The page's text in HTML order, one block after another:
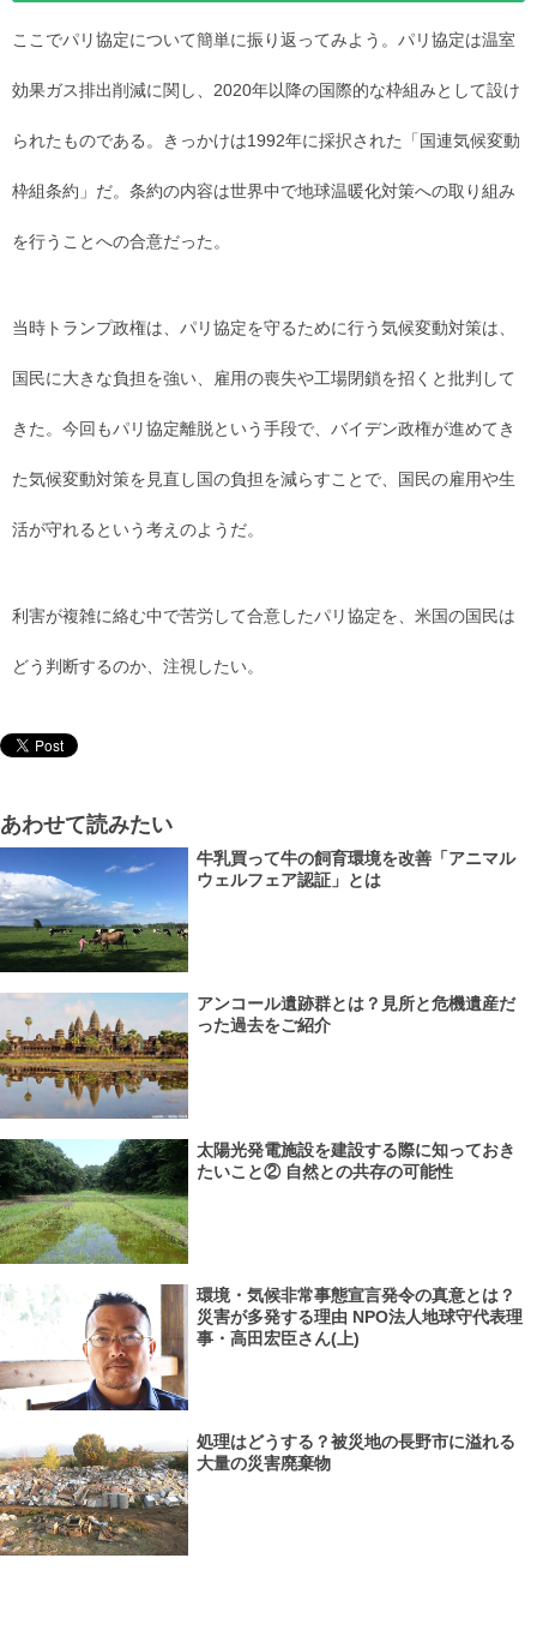
ここでパリ協定について簡単に振り返ってみよう。パリ協定は温室
効果ガス排出削減に関し、2020年以降の国際的な枠組みとして設け
られたものである。きっかけは1992年に採択された「国連気候変動
枠組条約」だ。条約の内容は世界中で地球温暖化対策への取り組み
を行うことへの合意だった。
当時トランプ政権は、パリ協定を守るために行う気候変動対策は、
国民に大きな負担を強い、雇用の喪失や工場閉鎖を招くと批判して
きた。今回もパリ協定離脱という手段で、バイデン政権が進めてき
た気候変動対策を見直し国の負担を減らすことで、国民の雇用や生
活が守れるという考えのようだ。
利害が複雑に絡む中で苦労して合意したパリ協定を、米国の国民は
どう判断するのか、注視したい。
あわせて読みたい
牛乳買って牛の飼育環境を改善「アニマル
ウェルフェア認証」とは
アンコール遺跡群とは？見所と危機遺産だ
った過去をご紹介
太陽光発電施設を建設する際に知っておき
たいこと② 自然との共存の可能性
環境・気候非常事態宣言発令の真意とは？
災害が多発する理由 NPO法人地球守代表理
事・高田宏臣さん(上)
処理はどうする？被災地の長野市に溢れる
大量の災害廃棄物